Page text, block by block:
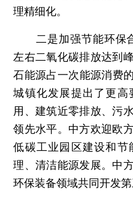
理精细化。
二是加强节能环保
左右二氧化碳排放达到
石能源占一次能源消费
城镇化发展提出了更
用、建筑近零排放、污
领先水平。中方欢迎欧
低碳工业园区建设和
理、清洁能源发展。中
环保装备领域共同开发第